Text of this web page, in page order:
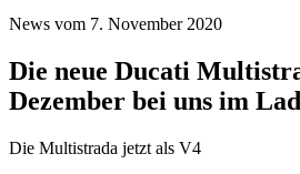
News vom 7. November 2020
Die neue Ducati
Dezember bei uns im
Die Multistrada jetzt als V4